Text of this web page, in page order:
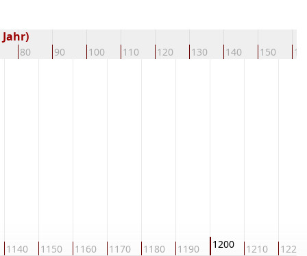
80 90 100 110 120 130 140 150
1140 1150 1160 1170 1180 1190 1200 1210 1220